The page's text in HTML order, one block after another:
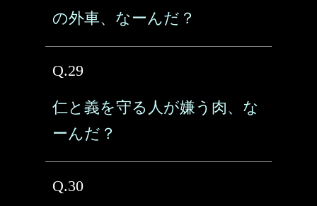
の外車、なーんだ？
Q.29
仁と義を守る人が嫌う肉、な
ーんだ？
Q.30